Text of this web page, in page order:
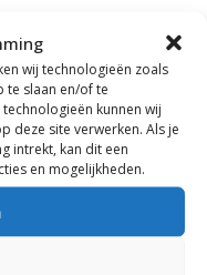
wij technologieën zoals
te slaan en/of te
kunnen wij
deze site verwerken. Als je
intrekt, kan dit een
en mogelijkheden.
&
in
Keer,
bestaat uit
(sportdiëtist
Kromowirjo en